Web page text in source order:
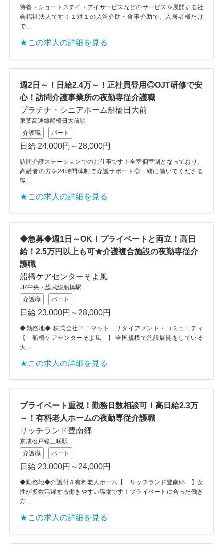
特養・ショートステイ・デイサービスなどのサービスを展開する社
会福祉法人です！１対１の入浴介助・食事介助で、入居者様だけ
で...
★この求人の詳細を見る
週2日～！日給2.4万～！正社員登用◎OJT研修で安
心！訪問介護事業所の夜勤専従介護職
プラチナ・シニアホーム船橋日大前
東葉高速線船橋日大前駅
介護職
パート
日給 24,000円～28,000円
訪問介護ステーションでのお仕事です！全室個室制となっており、
高齢者の方を24時間体制で介護サポート◎一緒に働いてくださる
職...
★この求人の詳細を見る
◆急募◆週1日～OK！プライベートと両立！高日
給！2.5万円以上も可★介護複合施設の夜勤専従介
護職
船橋ケアセンターそよ風
JR中央・総武線船橋駅...
介護職
パート
日給 23,000円～28,000円
◆勤務地◆ 株式会社ユニマット リタイアメント・コミュニティ
【 船橋ケアセンターそよ風 】 全国規模で施設展開をしている
大...
★この求人の詳細を見る
プライベート重視！勤務日数相談可！高日給2.3万
～！有料老人ホームの夜勤専従介護職
リッチランド豊南郷
京成松戸線三咲駅...
介護職
パート
日給 23,000円～24,000円
◆勤務地◆介護付き有料老人ホーム【 リッチランド豊南郷 】女
性が多数活躍する働きやすい職場です！プライベートに合った働き
方...
★この求人の詳細を見る